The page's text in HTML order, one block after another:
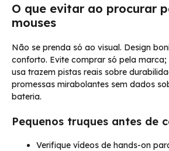
O que evitar ao procurar
mouses
Não se prenda só ao visual. Design
conforto. Evite comprar só pela marca;
usa trazem pistas reais sobre
promessas mirabolantes sem dados
bateria.
Pequenos truques antes de
Verifique vídeos de hands-on